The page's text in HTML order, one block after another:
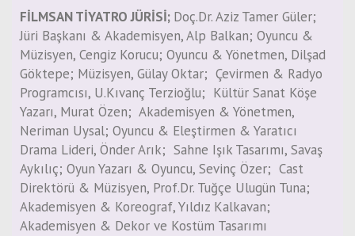
FİLMSAN TİYATRO JÜRİSİ; Doç.Dr. Aziz Tamer Güler;
Jüri Başkanı & Akademisyen, Alp Balkan; Oyuncu &
Müzisyen, Cengiz Korucu; Oyuncu & Yönetmen, Dilşad
Göktepe; Müzisyen, Gülay Oktar; Çevirmen & Radyo
Programcısı, U.Kıvanç Terzioğlu; Kültür Sanat Köşe
Yazarı, Murat Özen; Akademisyen & Yönetmen,
Neriman Uysal; Oyuncu & Eleştirmen & Yaratıcı
Drama Lideri, Önder Arık; Sahne Işık Tasarımı, Savaş
Aykılıç; Oyun Yazarı & Oyuncu, Sevinç Özer; Cast
Direktörü & Müzisyen, Prof.Dr. Tuğçe Ulugün Tuna;
Akademisyen & Koreograf, Yıldız Kalkavan;
Akademisyen & Dekor ve Kostüm Tasarımı